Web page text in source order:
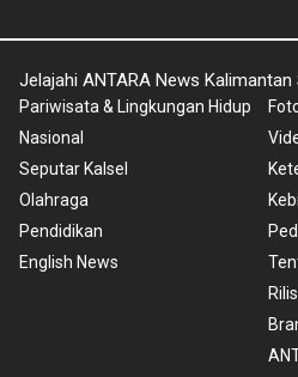
Jelajahi ANTARA News Kalimantan
Pariwisata & Lingkungan Hidup
Nasional
Seputar Kalsel
Olahraga
Pendidikan
English News